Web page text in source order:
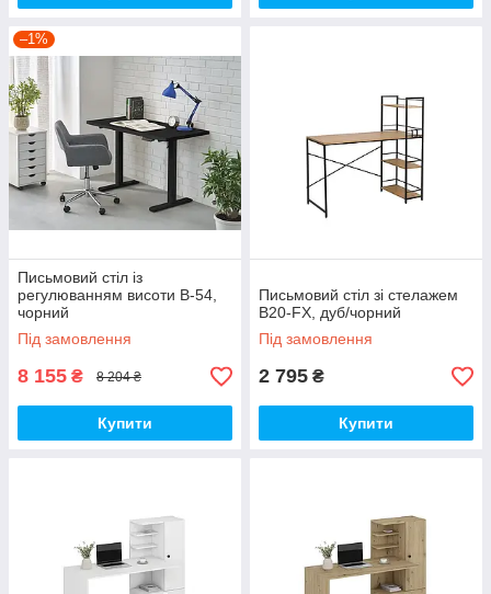
–1%
Письмовий стіл із
регулюванням висоти B-54,
чорний
Під замовлення
8 155 ₴ 8 204 ₴
Купити
Письмовий стіл зі стелажем
B20-FX, дуб/чорний
Під замовлення
2 795 ₴
Купити